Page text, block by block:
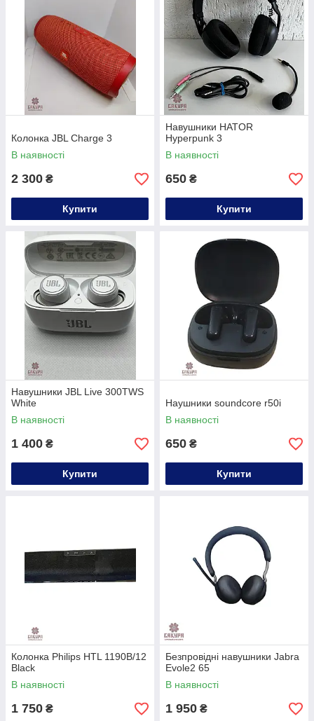
Колонка JBL Charge 3
В наявності
2 300 ₴
Купити
Навушники HATOR
Hyperpunk 3
В наявності
650 ₴
Купити
Навушники JBL Live 300TWS
White
В наявності
1 400 ₴
Купити
Наушники soundcore r50i
В наявності
650 ₴
Купити
Колонка Philips HTL 1190B/12
Black
В наявності
1 750 ₴
Безпровідні навушники Jabra
Evole2 65
В наявності
1 950 ₴